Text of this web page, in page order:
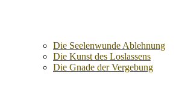
Die Seelenwunde Ablehnung
Die Kunst des Loslassens
Die Gnade der Vergebung